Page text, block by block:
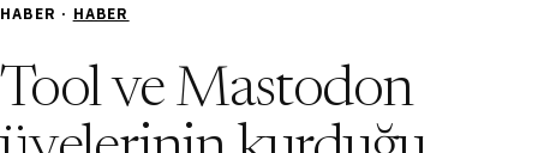
HABER · HABER
Tool ve Mastodon